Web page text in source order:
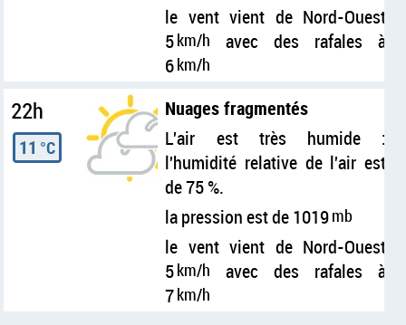
le vent vient de Nord-Ouest
5km/h
avec des rafales à
6km/h
22h
11 °C
Nuages fragmentés
L'air est très humide :
l'humidité relative de l'air est
de 75 %.
la pression est de 1019mb
le vent vient de Nord-Ouest
5km/h
avec des rafales à
7km/h